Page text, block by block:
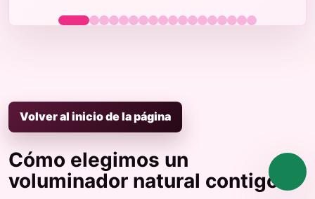
Volver al inicio de la página
Cómo elegimos un
voluminador natural contigo